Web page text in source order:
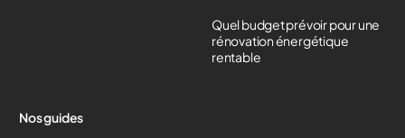
Quel budget prévoir pour une
rénovation énergétique
rentable
Nos guides